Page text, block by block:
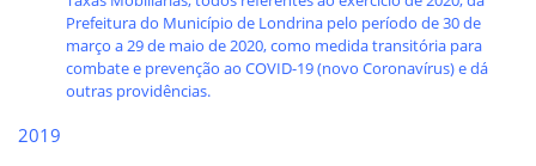
Prefeitura do Município de Londrina pelo período de 30 de
março a 29 de maio de 2020, como medida transitória para
combate e prevenção ao COVID-19 (novo Coronavírus) e dá
outras providências.
2019